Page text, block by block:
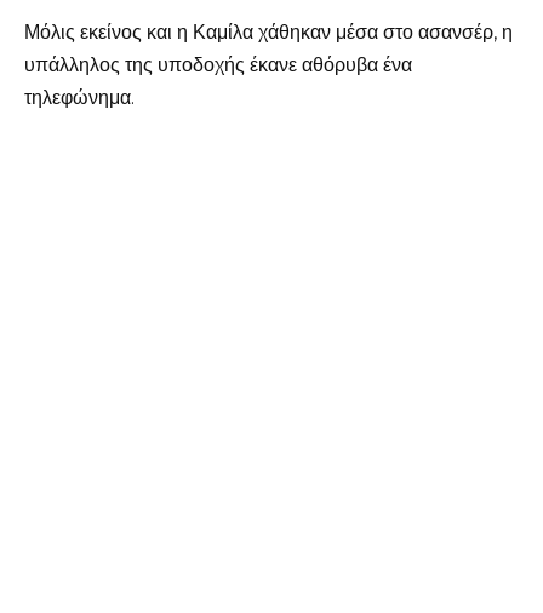
Μόλις εκείνος και η Καμίλα χάθηκαν μέσα στο ασανσέρ, η
υπάλληλος της υποδοχής έκανε αθόρυβα ένα
τηλεφώνημα.